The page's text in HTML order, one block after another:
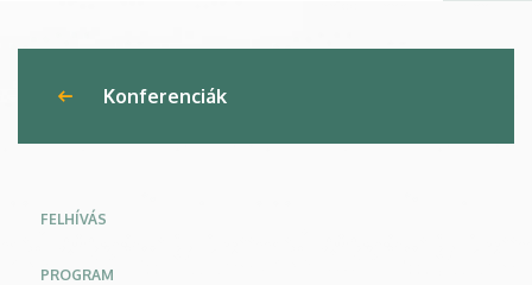
weboldal
Konferenciák
FELHÍVÁS
PROGRAM